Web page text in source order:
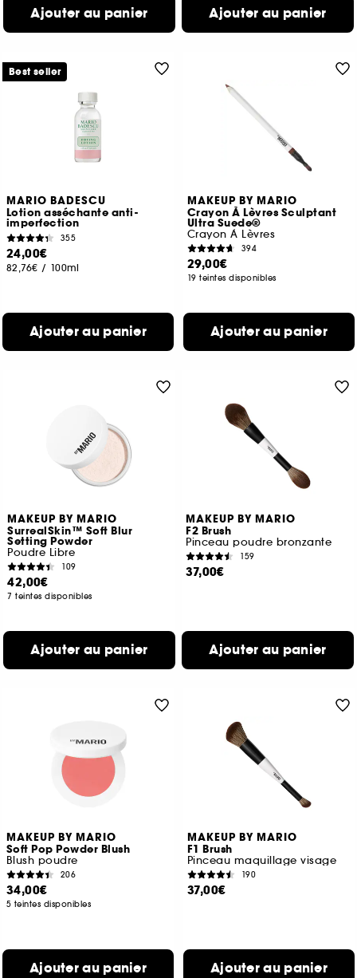
Ajouter au panier Ajouter au panier
MARIO BADESCU
Lotion asséchante anti-
imperfection
355
24,00€
82,76€ / 100ml
Ajouter au panier
Best seller
MAKEUP BY MARIO
Crayon À Lèvres Sculptant
Ultra Suede®
Crayon À Lèvres
394
29,00€
19 teintes disponibles
Ajouter au panier
MAKEUP BY MARIO
SurrealSkin™ Soft Blur
Setting Powder
Poudre Libre
109
42,00€
7 teintes disponibles
Ajouter au panier
MAKEUP BY MARIO
F2 Brush
Pinceau poudre bronzante
159
37,00€
Ajouter au panier
MAKEUP BY MARIO
Soft Pop Powder Blush
Blush poudre
206
34,00€
5 teintes disponibles
Ajouter au panier
MAKEUP BY MARIO
F1 Brush
Pinceau maquillage visage
190
37,00€
Ajouter au panier